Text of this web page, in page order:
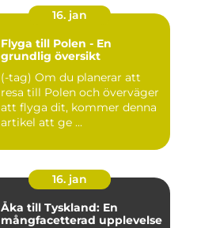
16. jan
Flyga till Polen - En
grundlig översikt
(-tag) Om du planerar att
resa till Polen och överväger
att flyga dit, kommer denna
artikel att ge ...
16. jan
Åka till Tyskland: En
mångfacetterad upplevelse